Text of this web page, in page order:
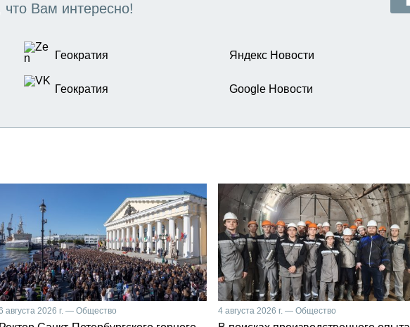
Вам интересно!
Геократия Яндекс Новости
Геократия Google Новости
августа 2026 г. — Общество 4 августа 2026 г. — Общество